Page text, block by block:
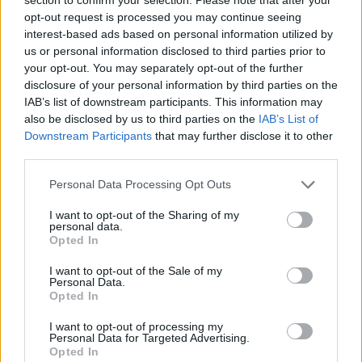
opt-out request is processed you may continue seeing
interest-based ads based on personal information utilized by
us or personal information disclosed to third parties prior to
your opt-out. You may separately opt-out of the further
disclosure of your personal information by third parties on the
IAB’s list of downstream participants. This information may
also be disclosed by us to third parties on the IAB’s List of
Downstream Participants that may further disclose it to other
Personal Data Processing Opt Outs
I want to opt-out of the Sharing of my
personal data.
Opted In
I want to opt-out of the Sale of my
Personal Data.
Opted In
I want to opt-out of processing my
Personal Data for Targeted Advertising.
Opted In
que «no es el final de nada», en alusión a la
necesidad de sumar los apoyos parlamentarios
suficientes para que termine en ley y aplicándose.
Sordo ha recordado que han estado un año
negociando y ha reiterado que hubieran preferido
un acuerdo en el que estuvieran las patronales
CEOE y Cepyme. «Es mejor y más efectivo un
derecho de veto a nadie», ha subrayado. Sordo ha
confiado en que este cambio pueda tener un
«efecto arrastre» en los convenios bajando las
jornadas y ha destacado el papel que puede tener
para mejorar la igualdad laboral, al abordar la
parcialidad, así como en la creación de empleo.